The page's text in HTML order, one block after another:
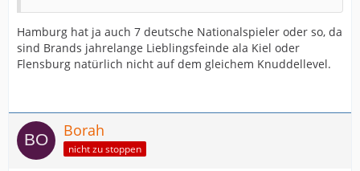
Hamburg hat ja auch 7 deutsche Nationalspieler oder so, da
sind Brands jahrelange Lieblingsfeinde ala Kiel oder
Flensburg natürlich nicht auf dem gleichem Knuddellevel.
Borah
nicht zu stoppen